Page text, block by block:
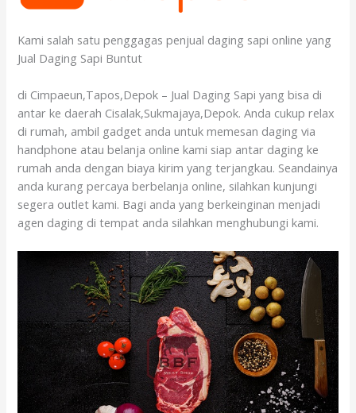
Kami salah satu penggagas penjual daging sapi online yang
Jual Daging Sapi Buntut
di Cimpaeun,Tapos,Depok – Jual Daging Sapi yang bisa di
antar ke daerah Cisalak,Sukmajaya,Depok. Anda cukup relax
di rumah, ambil gadget anda untuk memesan daging via
handphone atau belanja online kami siap antar daging ke
rumah anda dengan biaya kirim yang terjangkau. Seandainya
anda kurang percaya berbelanja online, silahkan kunjungi
segera outlet kami. Bagi anda yang berkeinginan menjadi
agen daging di tempat anda silahkan menghubungi kami.